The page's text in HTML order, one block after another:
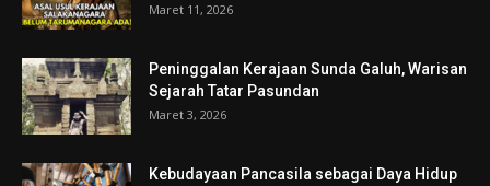
Maret 11, 2026
Peninggalan Kerajaan Sunda Galuh, Warisan
Sejarah Tatar Pasundan
Maret 3, 2026
Kebudayaan Pancasila sebagai Daya Hidup